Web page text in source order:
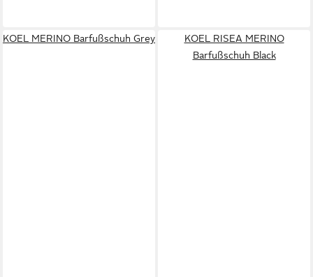
KOEL MERINO Barfußschuh Grey
KOEL RISEA MERINO
Barfußschuh Black